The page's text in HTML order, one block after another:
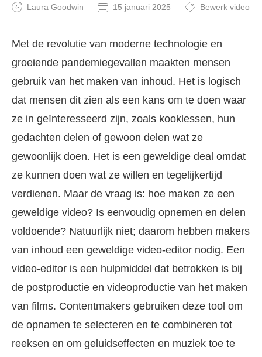
Laura Goodwin 15 januari 2025 Bewerk video
Met de revolutie van moderne technologie en
groeiende pandemiegevallen maakten mensen
gebruik van het maken van inhoud. Het is logisch
dat mensen dit zien als een kans om te doen waar
ze in geïnteresseerd zijn, zoals kooklessen, hun
gedachten delen of gewoon delen wat ze
gewoonlijk doen. Het is een geweldige deal omdat
ze kunnen doen wat ze willen en tegelijkertijd
verdienen. Maar de vraag is: hoe maken ze een
geweldige video? Is eenvoudig opnemen en delen
voldoende? Natuurlijk niet; daarom hebben makers
van inhoud een geweldige video-editor nodig. Een
video-editor is een hulpmiddel dat betrokken is bij
de postproductie en videoproductie van het maken
van films. Contentmakers gebruiken deze tool om
de opnamen te selecteren en te combineren tot
reeksen en om geluidseffecten en muziek toe te